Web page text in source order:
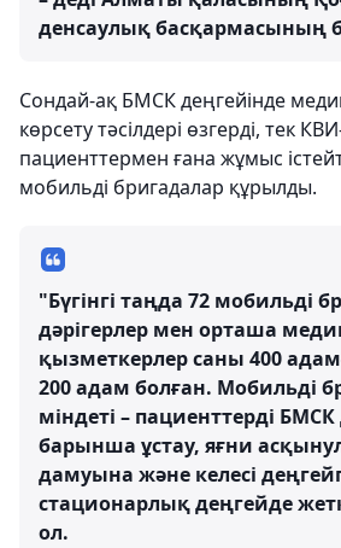
денсаулық басқармасының
Сондай-ақ БМСК деңгейінде
көрсету тәсілдері өзгерді, тек
пациенттермен ғана жұмыс
мобильді бригадалар құрылды.
"Бүгінгі таңда 72 мобильді
дәрігерлер мен орташа
қызметкерлер саны 400
200 адам болған. Мобильді
міндеті – пациенттерді
барынша ұстау, яғни
дамуына және келесі
стационарлық деңгейде
ол.